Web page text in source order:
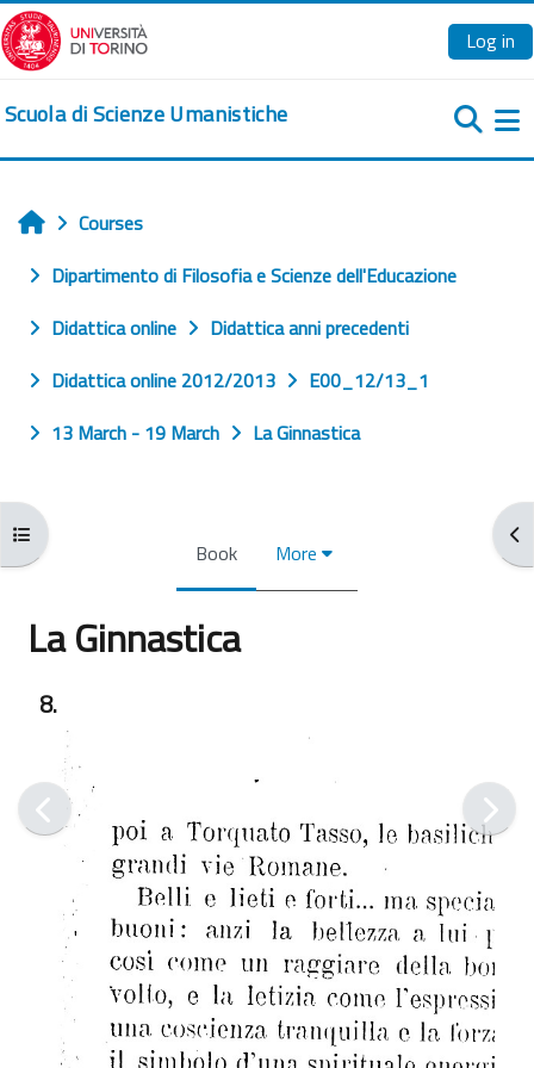
Skip to main content
Log in
Scuola di Scienze Umanistiche
Open course index
Home
Courses
Dipartimento di Filosofia e Scienze dell'Educazione
Didattica online
Didattica anni precedenti
Didattica online 2012/2013
E00_12/13_1
13 March - 19 March
La Ginnastica
Book More
La Ginnastica
8.